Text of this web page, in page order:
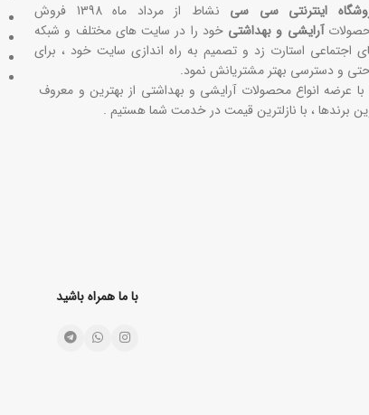
اینترنتی سی سی
نشاط از مرداد ماه 1398 فروش
آرایشی و بهداشتی خود را در سایت های مختلف و شبکه
اجتماعی استارت زد و تصمیم به راه اندازی سایت خود ، برای
و دسترسی بهتر مشتریانش نمود.
با عرضه انواع محصولات آرایشی و بهداشتی از بهترین و معروف
برندها ، با نازلترین قیمت در خدمت شما هستیم .
با ما همراه باشید